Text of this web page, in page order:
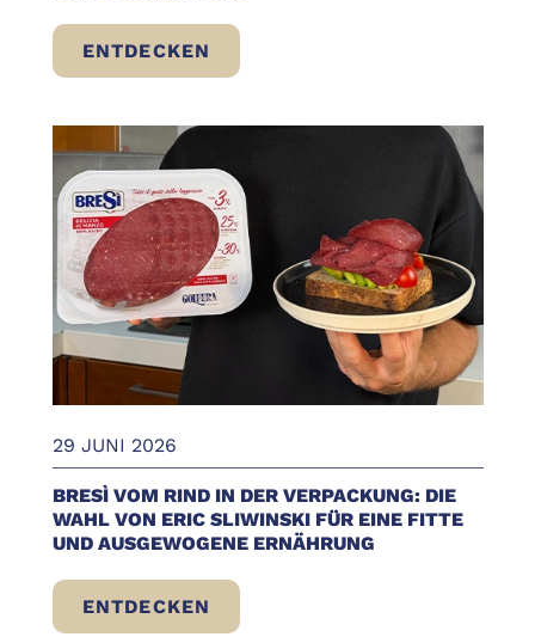
ENTDECKEN
WAS KANN MAN AM STRAND ESSEN?
29 JUNI 2026
BRESÌ VOM RIND IN DER VERPACKUNG: DIE
WAHL VON ERIC SLIWINSKI FÜR EINE FITTE
UND AUSGEWOGENE ERNÄHRUNG
ENTDECKEN
BRESÌ VOM RIND IN DER VERPACKUNG: